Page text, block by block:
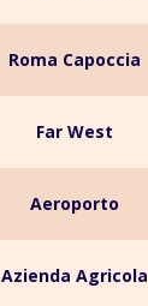
Roma Capoccia
Far West
Aeroporto
Azienda Agricola